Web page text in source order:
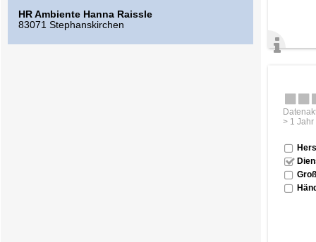
HR Ambiente Hanna Raissle
83071 Stephanskirchen
> 1 Jahr